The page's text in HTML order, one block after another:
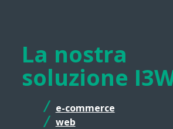
La nostra
soluzione
e-commerce
web